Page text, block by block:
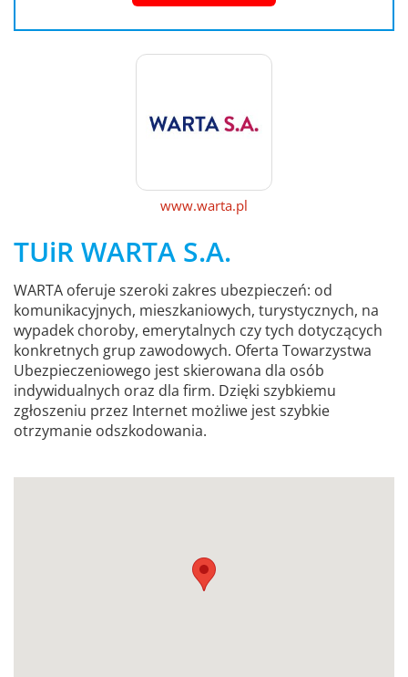
www.warta.pl
TUiR WARTA S.A.
WARTA oferuje szeroki zakres ubezpieczeń: od
komunikacyjnych, mieszkaniowych, turystycznych, na
wypadek choroby, emerytalnych czy tych dotyczących
konkretnych grup zawodowych. Oferta Towarzystwa
Ubezpieczeniowego jest skierowana dla osób
indywidualnych oraz dla firm. Dzięki szybkiemu
zgłoszeniu przez Internet możliwe jest szybkie
otrzymanie odszkodowania.